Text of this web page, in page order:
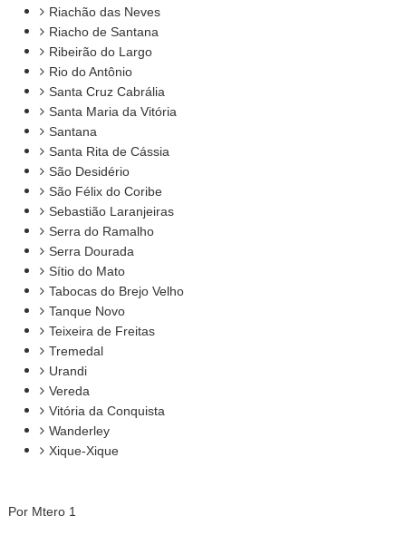
Riachão das Neves
Riacho de Santana
Ribeirão do Largo
Rio do Antônio
Santa Cruz Cabrália
Santa Maria da Vitória
Santana
Santa Rita de Cássia
São Desidério
São Félix do Coribe
Sebastião Laranjeiras
Serra do Ramalho
Serra Dourada
Sítio do Mato
Tabocas do Brejo Velho
Tanque Novo
Teixeira de Freitas
Tremedal
Urandi
Vereda
Vitória da Conquista
Wanderley
Xique-Xique
Por Mtero 1